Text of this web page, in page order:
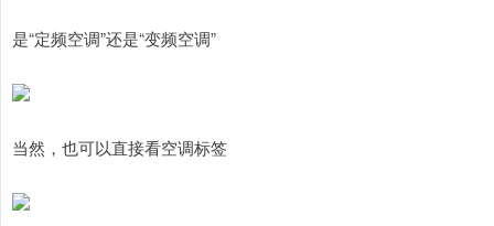
是“定频空调”还是“变频空调”
当然，也可以直接看空调标签